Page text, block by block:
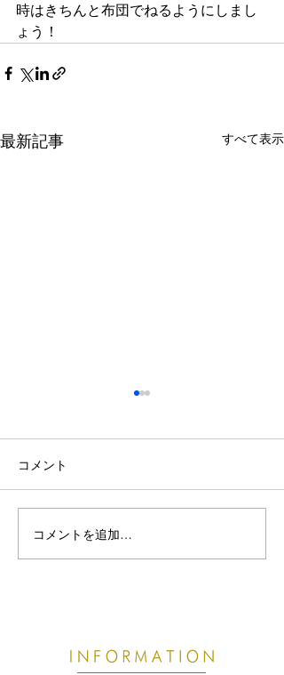
時はきちんと布団でねるようにしまし
ょう！
最新記事 すべて表示
【東根市でぎっくり腰に
お悩みの方へ】8月に腰を
コメント
コメントを追加…